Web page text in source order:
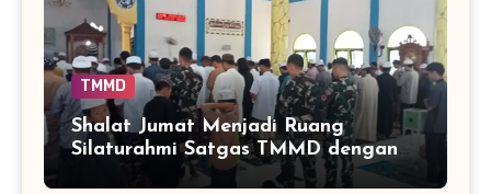
TMMD
Shalat Jumat Menjadi Ruang
Silaturahmi Satgas TMMD dengan
Warga Tamban Bangun